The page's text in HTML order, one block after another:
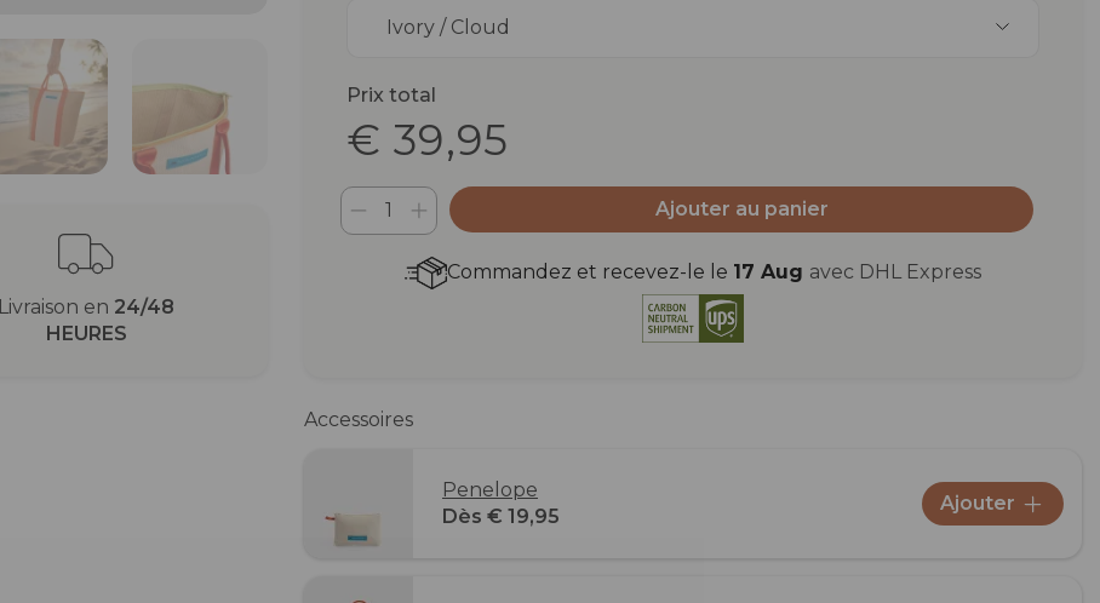
Livraison en 24/48
HEURES
Ivory / Cloud
Prix total
€ 39,95
Ajouter au panier
Commandez et recevez-le le 17 Aug avec DHL Express
Accessoires
Penelope
Dès € 19,95
Ajouter